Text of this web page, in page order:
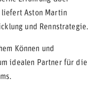
liefert Aston Martin
und Rennstrategie.
Können und
idealen Partner für die